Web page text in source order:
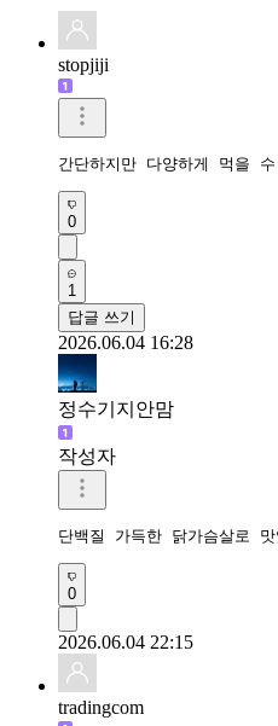
stopjiji
간단하지만 다양하게 먹을
0
1
답글 쓰기
2026.06.04 16:28
정수기지안맘
작성자
단백질 가득한 닭가슴살로
0
2026.06.04 22:15
tradingcom